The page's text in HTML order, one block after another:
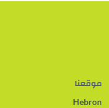
موقعنا
Hebron